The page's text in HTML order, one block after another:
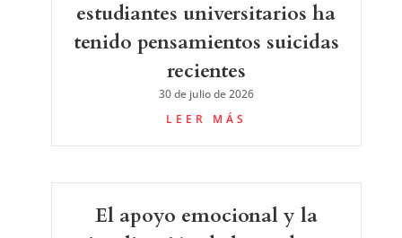
estudiantes universitarios ha
tenido pensamientos suicidas
recientes
30 de julio de 2026
LEER MÁS
El apoyo emocional y la